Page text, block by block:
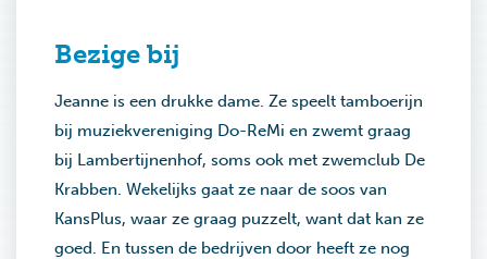
Bezige bij
Jeanne is een drukke dame. Ze speelt tamboerijn
bij muziekvereniging Do-ReMi en zwemt graag
bij Lambertijnenhof, soms ook met zwemclub De
Krabben. Wekelijks gaat ze naar de soos van
KansPlus, waar ze graag puzzelt, want dat kan ze
goed. En tussen de bedrijven door heeft ze nog